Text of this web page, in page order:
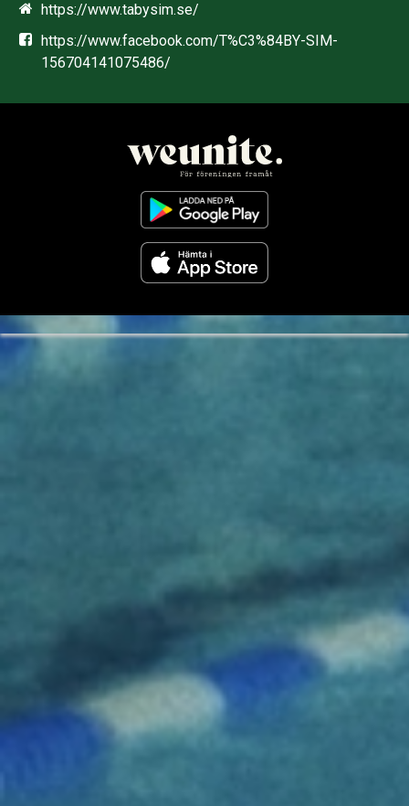
https://www.tabysim.se/
https://www.facebook.com/T%C3%84BY-SIM-
156704141075486/